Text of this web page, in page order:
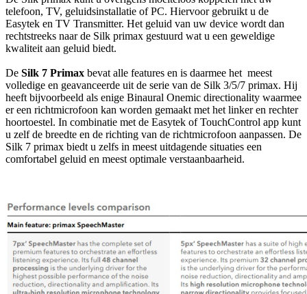
telefoon, TV, geluidsinstallatie of PC. Hiervoor gebruikt u de
Easytek en TV Transmitter. Het geluid van uw device wordt dan
rechtstreeks naar de Silk primax gestuurd wat u een geweldige
kwaliteit aan geluid biedt.
De Silk 7 Primax bevat alle features en is daarmee het meest
volledige en geavanceerde uit de serie van de Silk 3/5/7 primax. Hij
heeft bijvoorbeeld als enige Binaural Onemic directionality waarmee
er een richtmicrofoon kan worden gemaakt met het linker en rechter
hoortoestel. In combinatie met de Easytek of TouchControl app kunt
u zelf de breedte en de richting van de richtmicrofoon aanpassen. De
Silk 7 primax biedt u zelfs in meest uitdagende situaties een
comfortabel geluid en meest optimale verstaanbaarheid.